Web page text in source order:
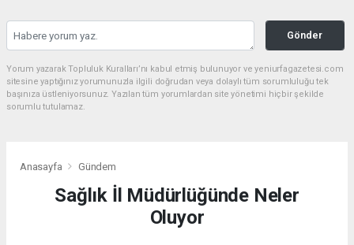
Gönder
Yorum yazarak Topluluk Kuralları’nı kabul etmiş bulunuyor ve yeniurfagazetesi.com
sitesine yaptığınız yorumunuzla ilgili doğrudan veya dolaylı tüm sorumluluğu tek
başınıza üstleniyorsunuz. Yazılan tüm yorumlardan site yönetimi hiçbir şekilde
sorumlu tutulamaz.
Anasayfa Gündem
Sağlık İl Müdürlüğünde Neler
Oluyor